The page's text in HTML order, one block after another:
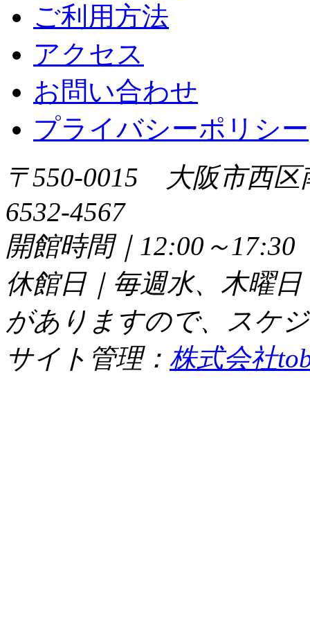
ご利用方法
アクセス
お問い合わせ
プライバシーポリシー
〒550-0015 大阪市西
6532-4567
開館時間｜12:00～
休館日｜毎週水、木曜
がありますので、スケ
サイト管理： 株式会社